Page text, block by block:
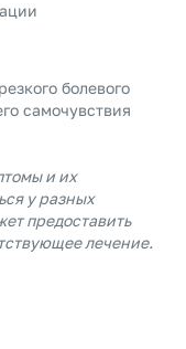
болевого
самочувствия
и их
у разных
предоставить
лечение.